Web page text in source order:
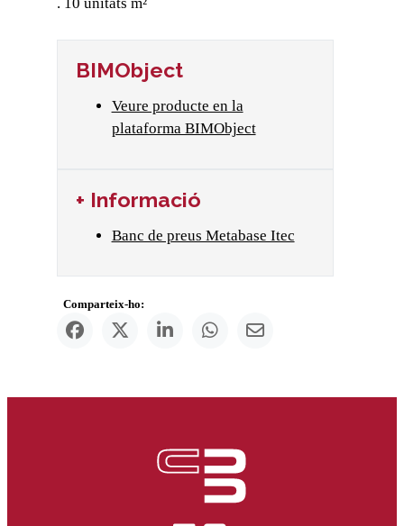
BIMObject
Veure producte en la
plataforma BIMObject
+ Informació
Banc de preus Metabase Itec
Comparteix-ho: